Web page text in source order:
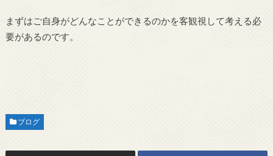
まずはご自身がどんなことができるのかを客観視して考える必
要があるのです。
ブログ